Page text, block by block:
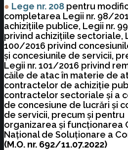
● Lege nr. 208 pentru
completarea Legii nr. 98/
achiziţiile publice, Legii nr.
privind achiziţiile sectoriale,
100/2016 privind
şi concesiunile de servicii,
Legii nr. 101/2016 privind
căile de atac în materie de
contractelor de achiziţie
contractelor sectoriale şi a
de concesiune de lucrări şi
de servicii, precum şi pentru
organizarea şi funcţionarea
Naţional de Soluţionare a
(M.O. nr. 692/11.07.2022)